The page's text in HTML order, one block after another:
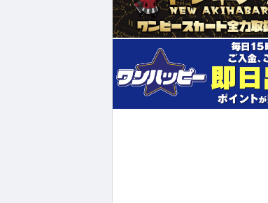
¥14,300 ¥202,000